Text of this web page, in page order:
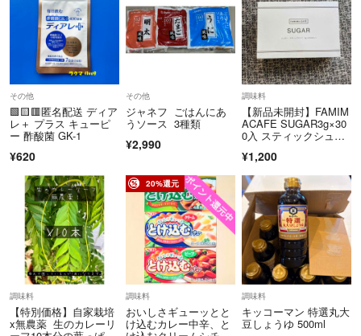
その他
🟩🟨🟥匿名配送 ディア
レ＋ プラス キューピ
ー 酢酸菌 GK-1
¥620
その他
ジャネフ ごはんにあ
うソース 3種類
¥2,990
調味料
【新品未開封】FAMIM
ACAFE SUGAR3g×30
0入 スティックシュガ
¥1,200
調味料
【特別価格】自家栽培
x無農薬 生のカレーリ
20%還元
調味料
おいしさギューッとと
け込むカレー中辛、と
調味料
キッコーマン 特選丸大
豆しょうゆ 500ml